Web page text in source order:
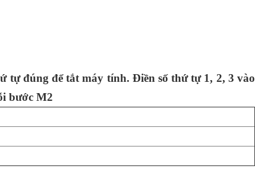
tự đúng để tắt máy tính. Điền sốthứtự 1, 2, 3 vào
bước M2